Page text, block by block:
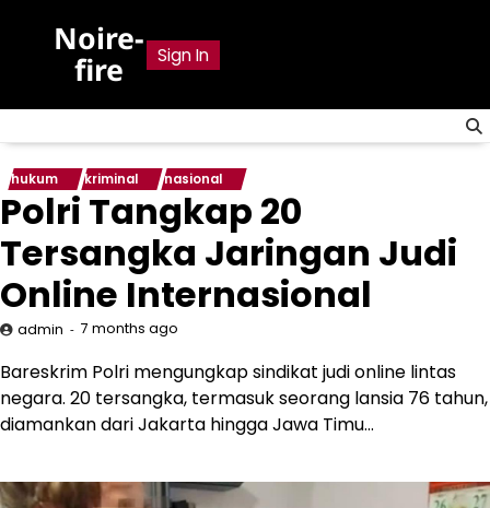
Noire-
fire
Sign In
hukum kriminal nasional
Polri Tangkap 20
Tersangka Jaringan Judi
Online Internasional
admin 7 months ago
Bareskrim Polri mengungkap sindikat judi online lintas
negara. 20 tersangka, termasuk seorang lansia 76 tahun,
diamankan dari Jakarta hingga Jawa Timu…